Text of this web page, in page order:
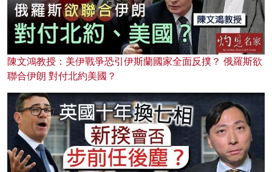
陳文鴻教授：美伊戰爭恐引伊斯蘭國家全面反撲？ 俄羅斯欲
聯合伊朗 對付北約美國？